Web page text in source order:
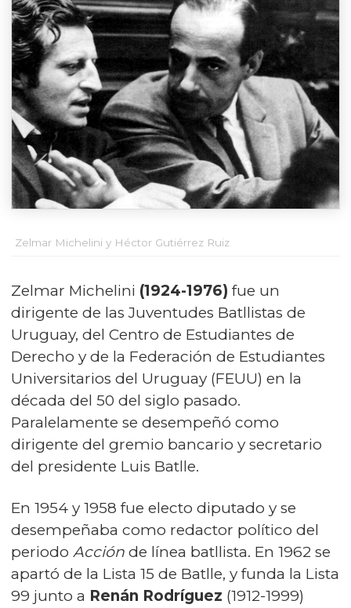
Zelmar Michelini y Héctor Gutiérrez Ruiz
Zelmar Michelini (1924-1976) fue un
dirigente de las Juventudes Batllistas de
Uruguay, del Centro de Estudiantes de
Derecho y de la Federación de Estudiantes
Universitarios del Uruguay (FEUU) en la
década del 50 del siglo pasado.
Paralelamente se desempeñó como
dirigente del gremio bancario y secretario
del presidente Luis Batlle.
En 1954 y 1958 fue electo diputado y se
desempeñaba como redactor político del
periodo Acción de línea batllista. En 1962 se
apartó de la Lista 15 de Batlle, y funda la Lista
99 junto a Renán Rodríguez (1912-1999)